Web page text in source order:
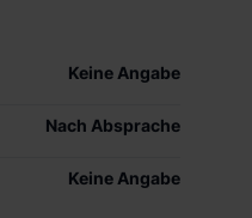
Keine Angabe
Nach Absprache
Keine Angabe